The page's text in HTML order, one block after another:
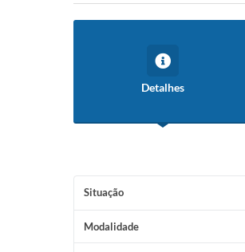
Detalhes
Situação
Modalidade